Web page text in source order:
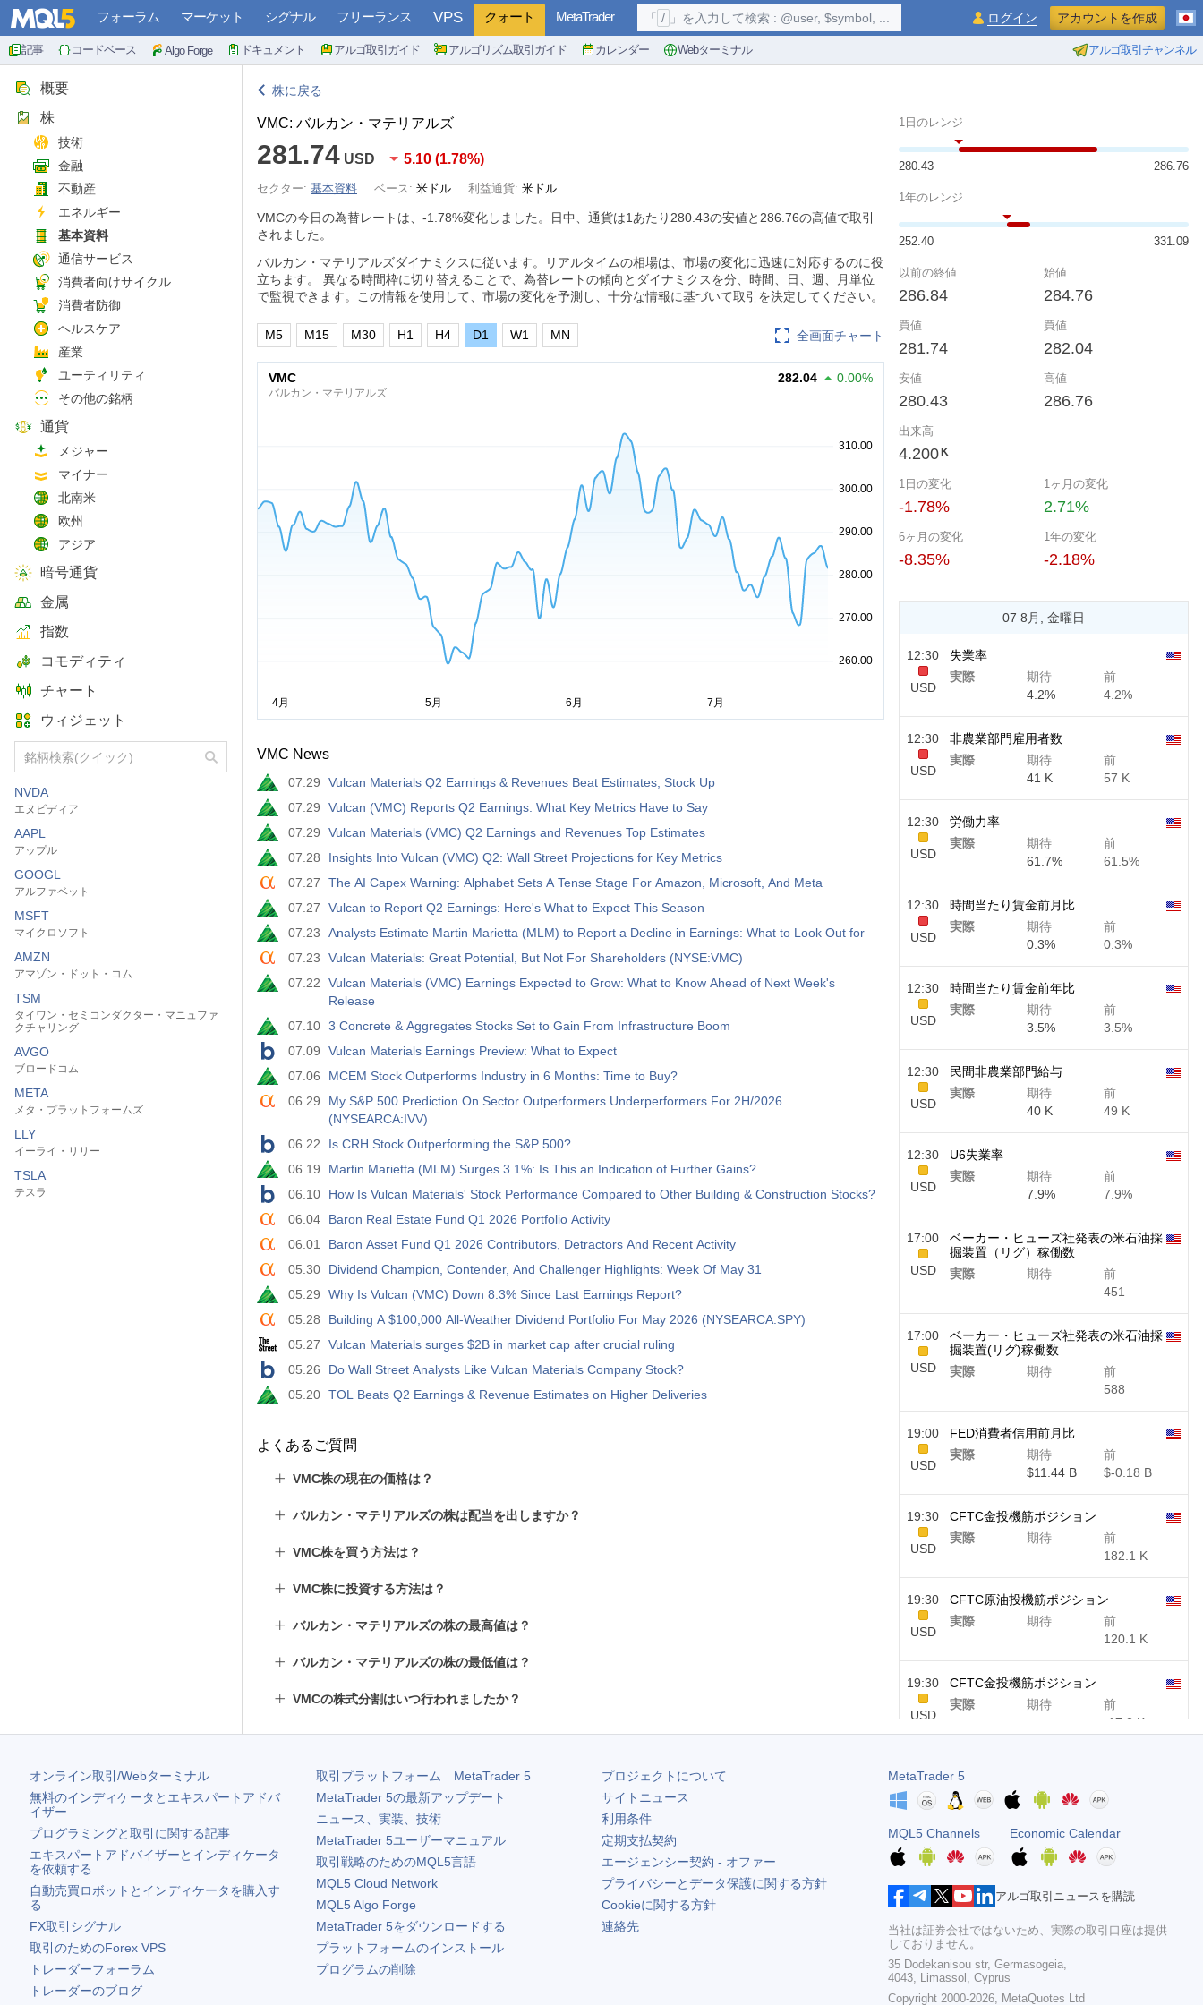
フォーラム マーケット シグナル フリーランス VPS クォート MetaTrader
記事 コードベース Algo Forge ドキュメント アルゴ取引ガイド アルゴリズム取引ガイド カレンダー Webターミナル アルゴ取引チャンネル
「 / 」を入力して検索 : @user, $symbol, ... ログイン アカウントを作成
概要
株
技術
金融
不動産
エネルギー
基本資料
通信サービス
消費者向けサイクル
消費者防御
ヘルスケア
産業
ユーティリティ
その他の銘柄
通貨
メジャー
マイナー
北南米
欧州
アジア
暗号通貨
金属
指数
コモディティ
チャート
ウィジェット
NVDA
エヌビディア
AAPL
アップル
GOOGL
アルファベット
MSFT
マイクロソフト
AMZN
アマゾン・ドット・コム
TSM
タイワン・セミコンダクター・マニュファ
クチャリング
AVGO
ブロードコム
META
メタ・プラットフォームズ
LLY
イーライ・リリー
TSLA
テスラ
株に戻る
VMC: バルカン・マテリアルズ
281.74 USD 5.10 (1.78%)
セクター: 基本資料 ベース: 米ドル 利益通貨: 米ドル
VMCの今日の為替レートは、 -1.78%変化しました。日中、通貨は1あたり280.43の安値と286.76の高値で取引
されました。
バルカン・マテリアルズダイナミクスに従います。リアルタイムの相場は、市場の変化に迅速に対応するのに役
立ちます。 異なる時間枠に切り替えることで、為替レートの傾向とダイナミクスを分、時間、日、週、月単位
で監視できます。この情報を使用して、市場の変化を予測し、十分な情報に基づいて取引を決定してください。
全画面チャート
M5 M15 M30 H1 H4 D1 W1 MN
VMC
バルカン・マテリアルズ
282.04 0.00%
VMC News
07.29
Vulcan Materials Q2 Earnings & Revenues Beat Estimates, Stock Up
07.29
Vulcan (VMC) Reports Q2 Earnings: What Key Metrics Have to Say
07.29
Vulcan Materials (VMC) Q2 Earnings and Revenues Top Estimates
07.28
Insights Into Vulcan (VMC) Q2: Wall Street Projections for Key Metrics
07.27
The AI Capex Warning: Alphabet Sets A Tense Stage For Amazon, Microsoft, And Meta
07.27
Vulcan to Report Q2 Earnings: Here's What to Expect This Season
07.23
Analysts Estimate Martin Marietta (MLM) to Report a Decline in Earnings: What to Look Out for
07.23
Vulcan Materials: Great Potential, But Not For Shareholders (NYSE:VMC)
07.22
Vulcan Materials (VMC) Earnings Expected to Grow: What to Know Ahead of Next Week's
Release
07.10 3 Concrete & Aggregates Stocks Set to Gain From Infrastructure Boom
07.09
Vulcan Materials Earnings Preview: What to Expect
07.06
MCEM Stock Outperforms Industry in 6 Months: Time to Buy?
06.29
My S&P 500 Prediction On Sector Outperformers Underperformers For 2H/2026
(NYSEARCA:IVV)
06.22
Is CRH Stock Outperforming the S&P 500?
06.19
Martin Marietta (MLM) Surges 3.1%: Is This an Indication of Further Gains?
06.10
How Is Vulcan Materials' Stock Performance Compared to Other Building & Construction Stocks?
06.04
Baron Real Estate Fund Q1 2026 Portfolio Activity
06.01
Baron Asset Fund Q1 2026 Contributors, Detractors And Recent Activity
05.30
Dividend Champion, Contender, And Challenger Highlights: Week Of May 31
05.29
Why Is Vulcan (VMC) Down 8.3% Since Last Earnings Report?
05.28
Building A $100,000 All-Weather Dividend Portfolio For May 2026 (NYSEARCA:SPY)
05.27
Vulcan Materials surges $2B in market cap after crucial ruling
05.26
Do Wall Street Analysts Like Vulcan Materials Company Stock?
05.20 TOL Beats Q2 Earnings & Revenue Estimates on Higher Deliveries
よくあるご質問
VMC株の現在の価格は？
バルカン・マテリアルズの株は配当を出しますか？
VMC株を買う方法は？
VMC株に投資する方法は？
バルカン・マテリアルズの株の最高値は？
バルカン・マテリアルズの株の最低値は？
VMCの株式分割はいつ行われましたか？
1日のレンジ
280.43 286.76
1年のレンジ
252.40 331.09
以前の終値
286.84
始値
284.76
買値
281.74
買値
282.04
安値
280.43
高値
286.76
出来高
4.200 K
1日の変化
-1.78%
1ヶ月の変化
2.71%
6ヶ月の変化
-8.35%
1年の変化
-2.18%
07 8月, 金曜日
12:30
USD
失業率
実際
期待
4.2%
前
4.2%
12:30
USD
非農業部門雇用者数
実際
期待
41 K
前
57 K
12:30
USD
労働力率
実際
期待
61.7%
前
61.5%
12:30
USD
時間当たり賃金前月比
実際
期待
0.3%
前
0.3%
12:30
USD
時間当たり賃金前年比
実際
期待
3.5%
前
3.5%
12:30
USD
民間非農業部門給与
実際
期待
40 K
前
49 K
12:30
USD
U6失業率
実際
期待
7.9%
前
7.9%
17:00
USD
ベーカー・ヒューズ社発表の米石油採
掘装置（リグ）稼働数
実際
期待
前
451
17:00
USD
ベーカー・ヒューズ社発表の米石油採
掘装置(リグ)稼働数
実際
期待
前
588
19:00
USD
FED消費者信用前月比
実際
期待
$​11.44 B
前
$​-0.18 B
19:30
USD
CFTC金投機筋ポジション
実際
期待
前
182.1 K
19:30
USD
CFTC原油投機筋ポジション
実際
期待
前
120.1 K
19:30
USD
CFTC金投機筋ポジション
実際
期待
前
-17.2 K
USD
期待
4.9 K
オンライン取引/Webターミナル
無料のインディケータとエキスパートアドバ
イザー
プログラミングと取引に関する記事
エキスパートアドバイザーとインディケータ
を依頼する
自動売買ロボットとインディケータを購入す
る
FX取引シグナル
取引のためのForex VPS
トレーダーフォーラム
トレーダーのブログ
取引プラットフォーム MetaTrader 5
MetaTrader 5の最新アップデート
ニュース、実装、技術
MetaTrader 5ユーザーマニュアル
取引戦略のためのMQL5言語
MQL5 Cloud Network
MQL5 Algo Forge
MetaTrader 5をダウンロードする
プラットフォームのインストール
プログラムの削除
プロジェクトについて
サイトニュース
利用条件
定期支払契約
エージェンシー契約 - オファー
プライバシーとデータ保護に関する方針
Cookieに関する方針
連絡先
MetaTrader 5
MQL5 Channels Economic Calendar
アルゴ取引ニュースを購読
当社は証券会社ではないため、実際の取引口座は提供
しておりません。
35 Dodekanisou str, Germasogeia,
4043, Limassol, Cyprus
Copyright 2000-2026, MetaQuotes Ltd